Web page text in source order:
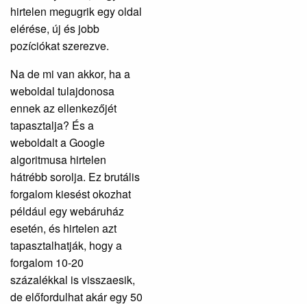
hirtelen megugrik egy oldal
elérése, új és jobb
pozíciókat szerezve.
Na de mi van akkor, ha a
weboldal tulajdonosa
ennek az ellenkezőjét
tapasztalja? És a
weboldalt a Google
algoritmusa hirtelen
hátrébb sorolja. Ez brutális
forgalom kiesést okozhat
például egy webáruház
esetén, és hirtelen azt
tapasztalhatják, hogy a
forgalom 10-20
százalékkal is visszaesik,
de előfordulhat akár egy 50